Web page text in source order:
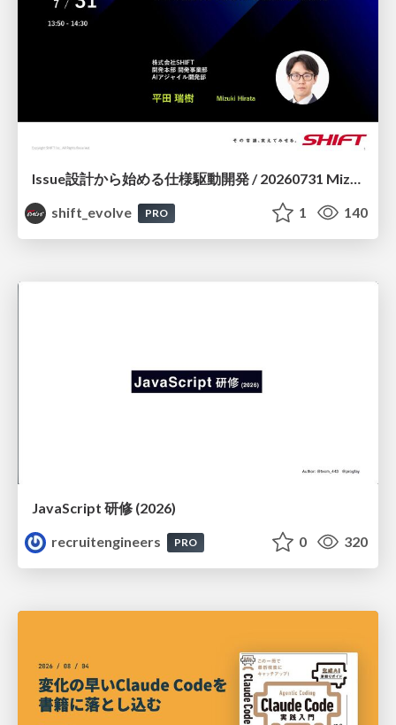
Issue設計から始める仕様駆動開発 / 20260731 Mizuki Hirata
shift_evolve
PRO 1 140
JavaScript 研修 (2026)
recruitengineers
PRO 0 320